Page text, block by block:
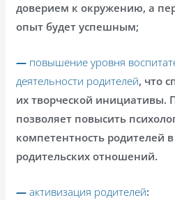
доверием к окружению, а
опыт будет успешным;
— повышение уровня
деятельности родителей, что
их творческой инициативы.
позволяет повысить
компетентность родителей
родительских отношений.
—активизация родителей: